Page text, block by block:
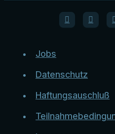
Jobs
Datenschutz
Haftungsauschluß